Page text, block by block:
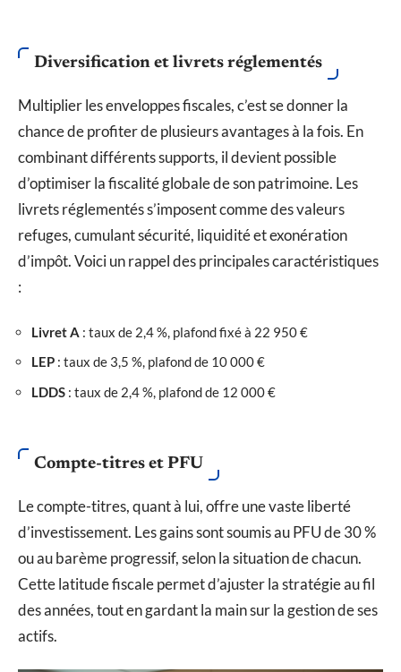
Diversification et livrets réglementés
Multiplier les enveloppes fiscales, c’est se donner la
chance de profiter de plusieurs avantages à la fois. En
combinant différents supports, il devient possible
d’optimiser la fiscalité globale de son patrimoine. Les
livrets réglementés s’imposent comme des valeurs
refuges, cumulant sécurité, liquidité et exonération
d’impôt. Voici un rappel des principales caractéristiques
:
Livret A : taux de 2,4 %, plafond fixé à 22 950 €
LEP : taux de 3,5 %, plafond de 10 000 €
LDDS : taux de 2,4 %, plafond de 12 000 €
Compte-titres et PFU
Le compte-titres, quant à lui, offre une vaste liberté
d’investissement. Les gains sont soumis au PFU de 30 %
ou au barème progressif, selon la situation de chacun.
Cette latitude fiscale permet d’ajuster la stratégie au fil
des années, tout en gardant la main sur la gestion de ses
actifs.